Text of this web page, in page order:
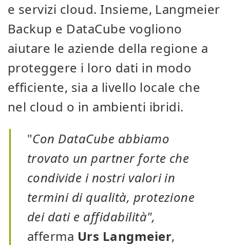
e servizi cloud. Insieme, Langmeier
Backup e DataCube vogliono
aiutare le aziende della regione a
proteggere i loro dati in modo
efficiente, sia a livello locale che
nel cloud o in ambienti ibridi.
"Con DataCube abbiamo
trovato un partner forte che
condivide i nostri valori in
termini di qualità, protezione
dei dati e affidabilità",
afferma Urs Langmeier,